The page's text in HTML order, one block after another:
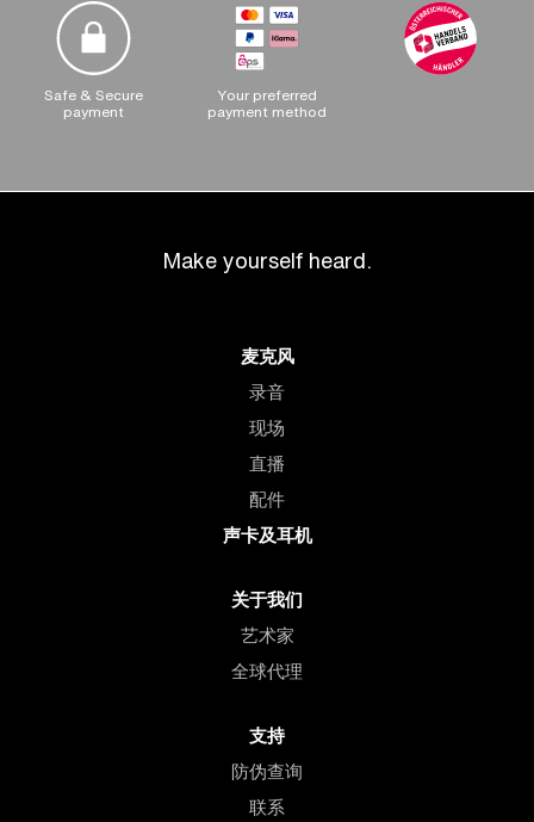
Safe & Secure
payment
Your preferred
payment method
Make yourself heard.
麦克风
录音
现场
直播
配件
声卡及耳机
关于我们
艺术家
全球代理
支持
防伪查询
联系